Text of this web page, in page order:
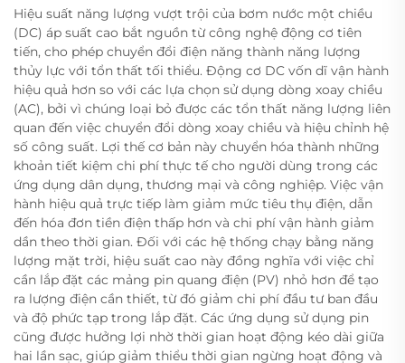
Hiệu suất năng lượng vượt trội của bơm nước một chiều
(DC) áp suất cao bắt nguồn từ công nghệ động cơ tiên
tiến, cho phép chuyển đổi điện năng thành năng lượng
thủy lực với tổn thất tối thiểu. Động cơ DC vốn dĩ vận hành
hiệu quả hơn so với các lựa chọn sử dụng dòng xoay chiều
(AC), bởi vì chúng loại bỏ được các tổn thất năng lượng liên
quan đến việc chuyển đổi dòng xoay chiều và hiệu chỉnh hệ
số công suất. Lợi thế cơ bản này chuyển hóa thành những
khoản tiết kiệm chi phí thực tế cho người dùng trong các
ứng dụng dân dụng, thương mại và công nghiệp. Việc vận
hành hiệu quả trực tiếp làm giảm mức tiêu thụ điện, dẫn
đến hóa đơn tiền điện thấp hơn và chi phí vận hành giảm
dần theo thời gian. Đối với các hệ thống chạy bằng năng
lượng mặt trời, hiệu suất cao này đồng nghĩa với việc chỉ
cần lắp đặt các mảng pin quang điện (PV) nhỏ hơn để tạo
ra lượng điện cần thiết, từ đó giảm chi phí đầu tư ban đầu
và độ phức tạp trong lắp đặt. Các ứng dụng sử dụng pin
cũng được hưởng lợi nhờ thời gian hoạt động kéo dài giữa
hai lần sạc, giúp giảm thiểu thời gian ngừng hoạt động và